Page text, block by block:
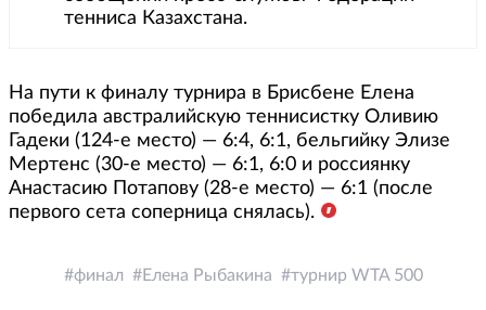
тенниса Казахстана.
На пути к финалу турнира в Брисбене Елена
победила австралийскую теннисистку Оливию
Гадеки (124-е место) — 6:4, 6:1, бельгийку Элизе
Мертенс (30-е место) — 6:1, 6:0 и россиянку
Анастасию Потапову (28-е место) — 6:1 (после
первого сета соперница снялась).
финал Елена Рыбакина турнир WTA 500